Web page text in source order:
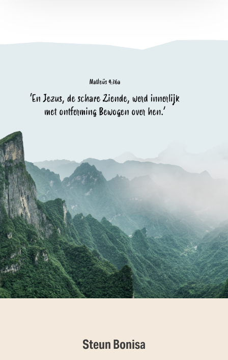
Steun Bonisa